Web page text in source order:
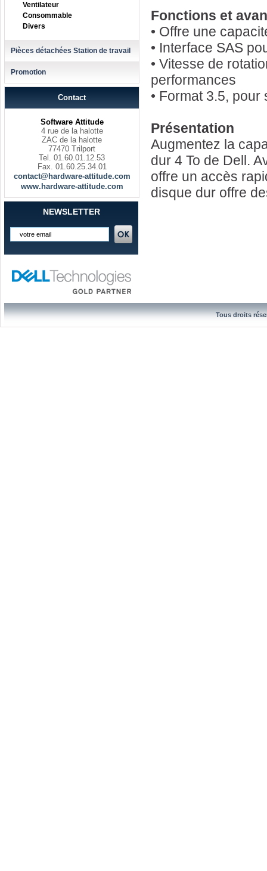
Ventilateur
Consommable
Divers
Pièces détachées Station de travail
Promotion
Contact
Software Attitude
4 rue de la halotte
ZAC de la halotte
77470 Trilport
Tel. 01.60.01.12.53
Fax. 01.60.25.34.01
contact@hardware-attitude.com
www.hardware-attitude.com
NEWSLETTER
Fonctions et
• Offre une
• Interface SAS
• Vitesse de
performances
• Format 3.5,
Présentation
Augmentez la
dur 4 To de Dell.
offre un accès
disque dur offre
Tous droits